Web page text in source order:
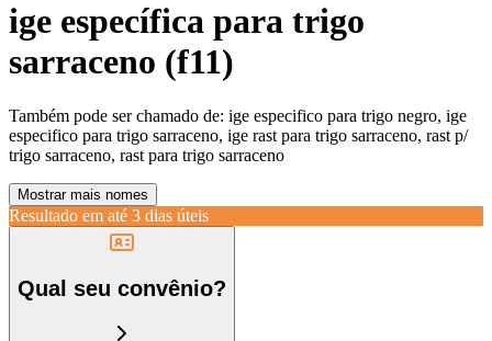
ige específica para trigo
sarraceno (f11)
Também pode ser chamado de: ige especifico para trigo negro, ige
especifico para trigo sarraceno, ige rast para trigo sarraceno, rast p/
trigo sarraceno, rast para trigo sarraceno
Mostrar mais nomes
Resultado em até 3 dias úteis
Qual seu convênio?